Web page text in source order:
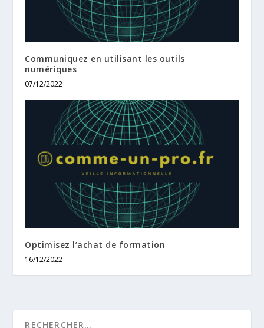
Communiquez en utilisant les outils
numériques
07/12/2022
Optimisez l’achat de formation
16/12/2022